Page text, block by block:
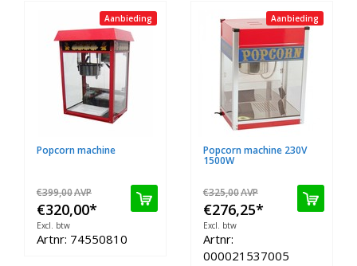
Aanbieding
Popcorn machine
€399,00AVP
€320,00*
Excl. btw
Artnr: 74550810
Aanbieding
Popcorn machine 230V
1500W
€325,00AVP
€276,25*
Excl. btw
Artnr:
000021537005